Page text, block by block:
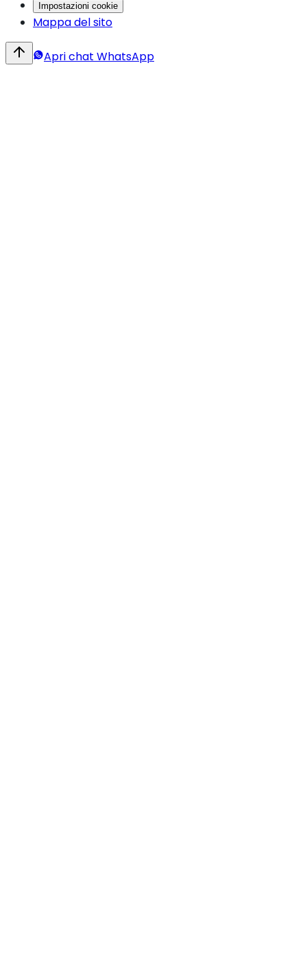
Impostazioni cookie
Mappa del sito
Apri chat WhatsApp